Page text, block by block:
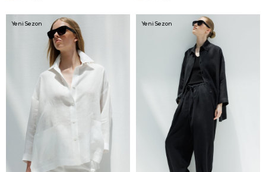
Yeni Sezon Yeni Sezon